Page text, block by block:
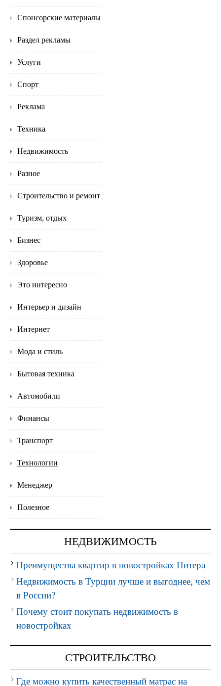
Спонсорские материалы
Раздел рекламы
Услуги
Спорт
Реклама
Техника
Недвижимость
Разное
Строительство и ремонт
Туризм, отдых
Бизнес
Здоровье
Это интересно
Интерьер и дизайн
Интернет
Мода и стиль
Бытовая техника
Автомобили
Финансы
Транспорт
Технологии
Менеджер
Полезное
НЕДВИЖИМОСТЬ
Преимущества квартир в новостройках Питера
Недвижимость в Турции лучше и выгоднее, чем
в России?
Почему стоит покупать недвижимость в
новостройках
СТРОИТЕЛЬСТВО
Где можно купить качественный матрас на